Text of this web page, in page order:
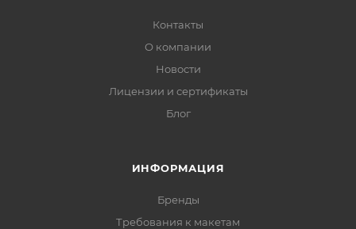
Контакты
О компании
Новости
Лицензии и сертификаты
Блог
ИНФОРМАЦИЯ
Бренды
Требования к макетам